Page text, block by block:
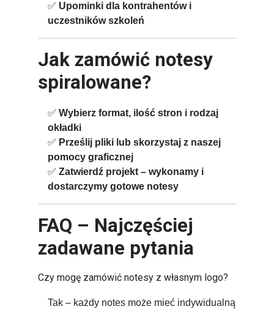
✅ Upominki dla kontrahentów i
uczestników szkoleń
Jak zamówić notesy
spiralowane?
✅ Wybierz format, ilość stron i rodzaj
okładki
✅ Prześlij pliki lub skorzystaj z naszej
pomocy graficznej
✅ Zatwierdź projekt – wykonamy i
dostarczymy gotowe notesy
FAQ – Najczęściej
zadawane pytania
Czy mogę zamówić notesy z własnym logo?
Tak – każdy notes może mieć indywidualną